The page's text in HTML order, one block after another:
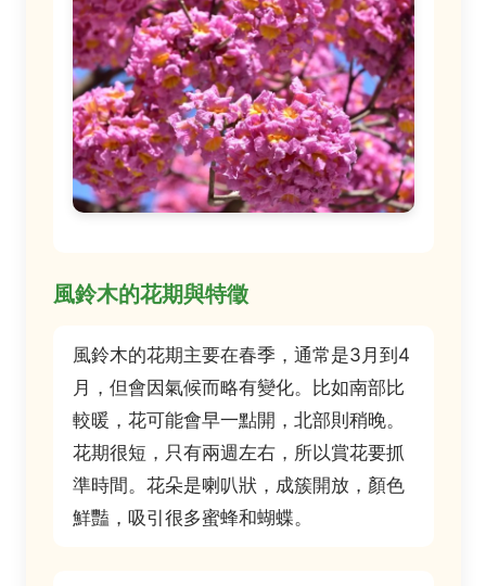
風鈴木的花期與特徵
風鈴木的花期主要在春季，通常是3月到4
月，但會因氣候而略有變化。比如南部比
較暖，花可能會早一點開，北部則稍晚。
花期很短，只有兩週左右，所以賞花要抓
準時間。花朵是喇叭狀，成簇開放，顏色
鮮豔，吸引很多蜜蜂和蝴蝶。